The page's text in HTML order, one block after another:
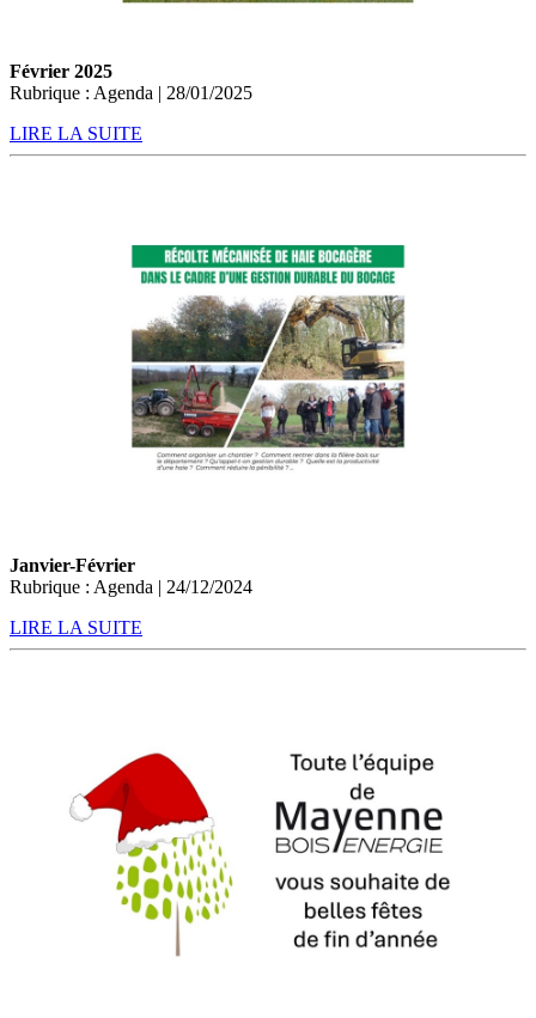
Février 2025
Rubrique : Agenda | 28/01/2025
LIRE LA SUITE
Janvier-Février
Rubrique : Agenda | 24/12/2024
LIRE LA SUITE